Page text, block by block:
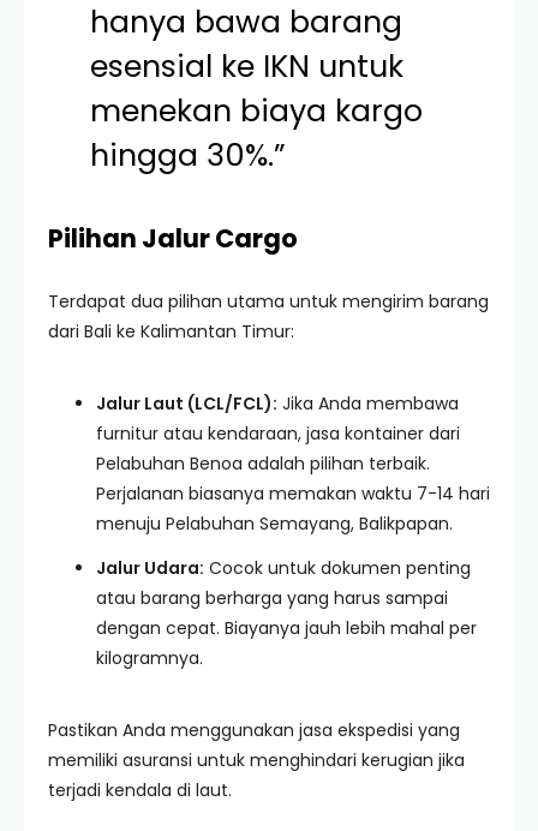
hanya bawa barang
esensial ke IKN untuk
menekan biaya kargo
hingga 30%.”
Pilihan Jalur Cargo
Terdapat dua pilihan utama untuk mengirim barang
dari Bali ke Kalimantan Timur:
Jalur Laut (LCL/FCL): Jika Anda membawa
furnitur atau kendaraan, jasa kontainer dari
Pelabuhan Benoa adalah pilihan terbaik.
Perjalanan biasanya memakan waktu 7-14 hari
menuju Pelabuhan Semayang, Balikpapan.
Jalur Udara: Cocok untuk dokumen penting
atau barang berharga yang harus sampai
dengan cepat. Biayanya jauh lebih mahal per
kilogramnya.
Pastikan Anda menggunakan jasa ekspedisi yang
memiliki asuransi untuk menghindari kerugian jika
terjadi kendala di laut.